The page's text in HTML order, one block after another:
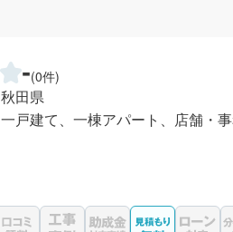
-(0件)
秋田県
一戸建て、一棟アパート、店舗・